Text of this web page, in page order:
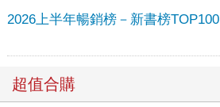
2026上半年暢銷榜－新書榜TOP100
超值合購